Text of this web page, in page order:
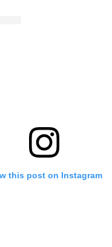
this post on Instagram